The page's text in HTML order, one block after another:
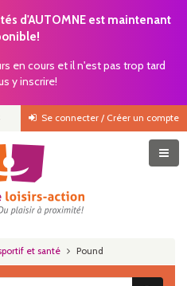
d'AUTOMNE est maintenant
en cours et il n'est pas trop tard
y inscrire!
Se connecter / Créer un compte
et santé Pound